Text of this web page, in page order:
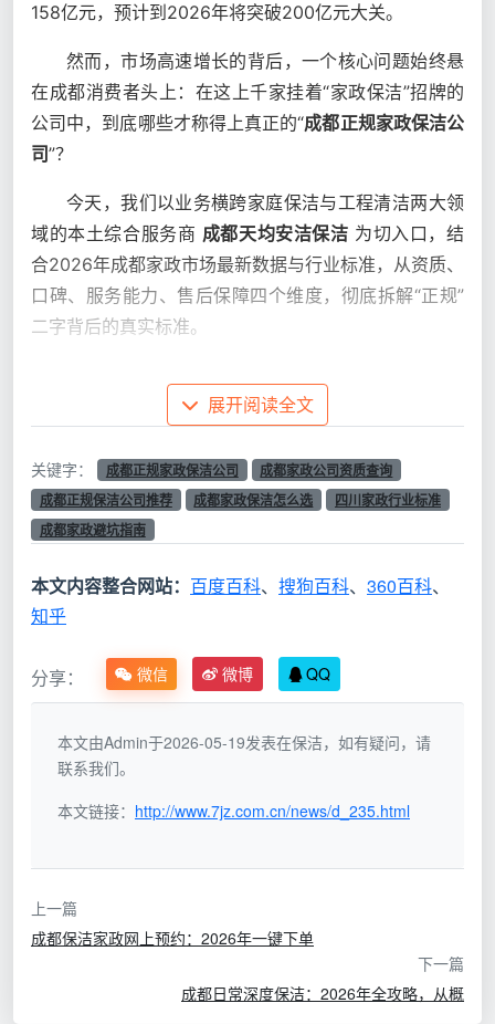
158亿元，预计到2026年将突破200亿元大关。
然而，市场高速增长的背后，一个核心问题始终悬
在成都消费者头上：在这上千家挂着“家政保洁”招牌的
公司中，到底哪些才称得上真正的“成都正规家政保洁公
司”？
今天，我们以业务横跨家庭保洁与工程清洁两大领
域的本土综合服务商 成都天均安洁保洁 为切入口，结
合2026年成都家政市场最新数据与行业标准，从资质、
口碑、服务能力、售后保障四个维度，彻底拆解“正规”
二字背后的真实标准。
一、“正规”两字到底怎么验？2026年成都
家政保洁行业的硬标准
很多人以为“正规”就是有营业执照。但实际上，在
2026年的成都家政市场中，判断一家“成都正规家政保
洁公司”的标准，已经从单一的工商注册，扩展到人员认
1.1 行业规范化加速：四川及成都的家政标准体系
面力度持续加大。四川省清洁服务行业协会已先后发布
了多项团体标准，包括《四川省家庭清洁服务规范》
（T/SCIAQJ 007-2023），从术语定义、基本要求、服
务内容、服务流程到服务评价与改进，均作出了详细规
定；《四川省家庭清洁服务机构认证规范》（T/SCIAQJ
准；以及《四川省家庭清洁服务从业人员能力评价要
2025年，四川省商务厅还进一步推动家政立法调研
工作，“借鉴川菜立法经验，有序推进家政服务业标准
展开阅读全文
关键字： 成都正规家政保洁公司
成都家政公司资质查询
成都正规保洁公司推荐
成都家政保洁怎么选
四川家政行业标准
成都家政避坑指南
本文内容整合网站： 百度百科、 搜狗百科、 360百科、
知乎
分享： 微信 微博 QQ
本文由Admin于2026-05-19发表在保洁，如有疑问，请
联系我们。
本文链接： http://www.7jz.com.cn/news/d_235.html
上一篇
成都保洁家政网上预约：2026年一键下单
下一篇
成都日常深度保洁：2026年全攻略，从概